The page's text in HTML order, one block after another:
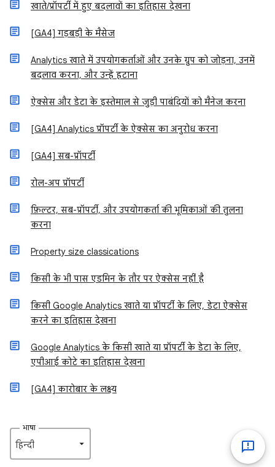
खाते/प्रॉपर्टी में हुए बदलावों का इतिहास देखना
[GA4] गड़बड़ी के मैसेज
Analytics खाते में उपयोगकर्ताओं और उनके ग्रुप को जोड़ना, उनमें
बदलाव करना, और उन्हें हटाना
ऐक्सेस और डेटा के इस्तेमाल से जुड़ी पाबंदियों को मैनेज करना
[GA4] Analytics प्रॉपर्टी के ऐक्सेस का अनुरोध करना
[GA4] सब-प्रॉपर्टी
रोल-अप प्रॉपर्टी
फ़िल्टर, सब-प्रॉपर्टी, और उपयोगकर्ता की भूमिकाओं की तुलना
करना
Property size classifications
किसी के भी पास एडमिन के तौर पर ऐक्सेस नहीं है
किसी Google Analytics खाते या प्रॉपर्टी के लिए, डेटा ऐक्सेस
करने का इतिहास देखना
Google Analytics के किसी खाते या प्रॉपर्टी के डेटा के लिए,
एपीआई कोटे का इतिहास देखना
[GA4] कारोबार के लक्ष्य
भाषा
हिन्दी‎